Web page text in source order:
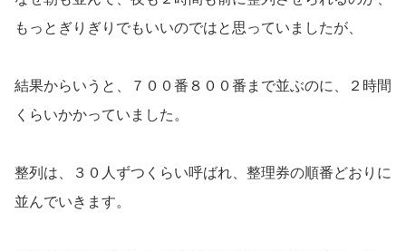
もっとぎりぎりでもいいのではと思っていましたが、
結果からいうと、７００番８００番まで並ぶのに、２時間
くらいかかっていました。
整列は、３０人ずつくらい呼ばれ、整理券の順番どおりに
並んでいきます。